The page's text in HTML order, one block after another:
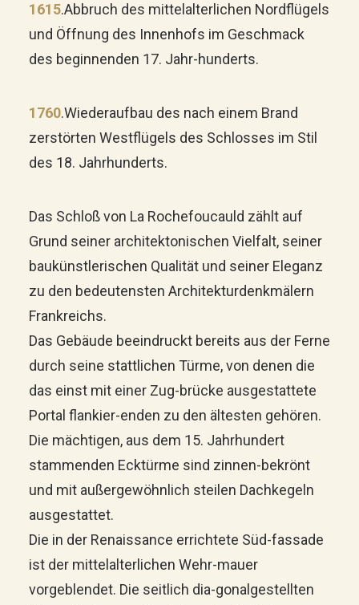
1615.Abbruch des mittelalterlichen Nordflügels
und Öffnung des Innenhofs im Geschmack
des beginnenden 17. Jahr-hunderts.
1760.Wiederaufbau des nach einem Brand
zerstörten Westflügels des Schlosses im Stil
des 18. Jahrhunderts.
Das Schloß von La Rochefoucauld zählt auf
Grund seiner architektonischen Vielfalt, seiner
baukünstlerischen Qualität und seiner Eleganz
zu den bedeutensten Architekturdenkmälern
Frankreichs.
Das Gebäude beeindruckt bereits aus der Ferne
durch seine stattlichen Türme, von denen die
das einst mit einer Zug-brücke ausgestattete
Portal flankier-enden zu den ältesten gehören.
Die mächtigen, aus dem 15. Jahrhundert
stammenden Ecktürme sind zinnen-bekrönt
und mit außergewöhnlich steilen Dachkegeln
ausgestattet.
Die in der Renaissance errichtete Süd-fassade
ist der mittelalterlichen Wehr-mauer
vorgeblendet. Die seitlich dia-gonalgestellten